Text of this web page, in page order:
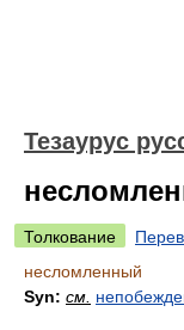
Тезаурус
Толкование
несломленный
Syn: см.